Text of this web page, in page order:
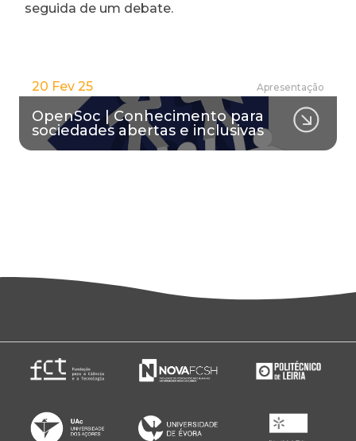
seguida de um debate.
20 Fev 25 Apresentação
OpenSoc | Conhecimento para
sociedades abertas e inclusivas